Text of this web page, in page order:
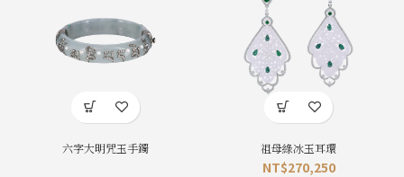
六字大明咒玉手鐲 祖母綠冰玉耳環
NT$270,250